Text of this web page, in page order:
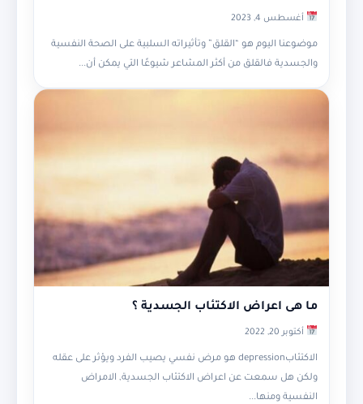
أغسطس 4, 2023
موضوعنا اليوم هو “القلق” وتأثيراته السلبية على الصحة النفسية
والجسدية فالقلق من أكثر المشاعر شيوعًا التي يمكن أن...
ما هى اعراض الاكتئاب الجسدية ؟
أكتوبر 20, 2022
الاكتئابdepression هو مرض نفسي يصيب الفرد ويؤثر على عقله
ولكن هل سمعت عن اعراض الاكتئاب الجسدية, الامراض
النفسية ومنها...